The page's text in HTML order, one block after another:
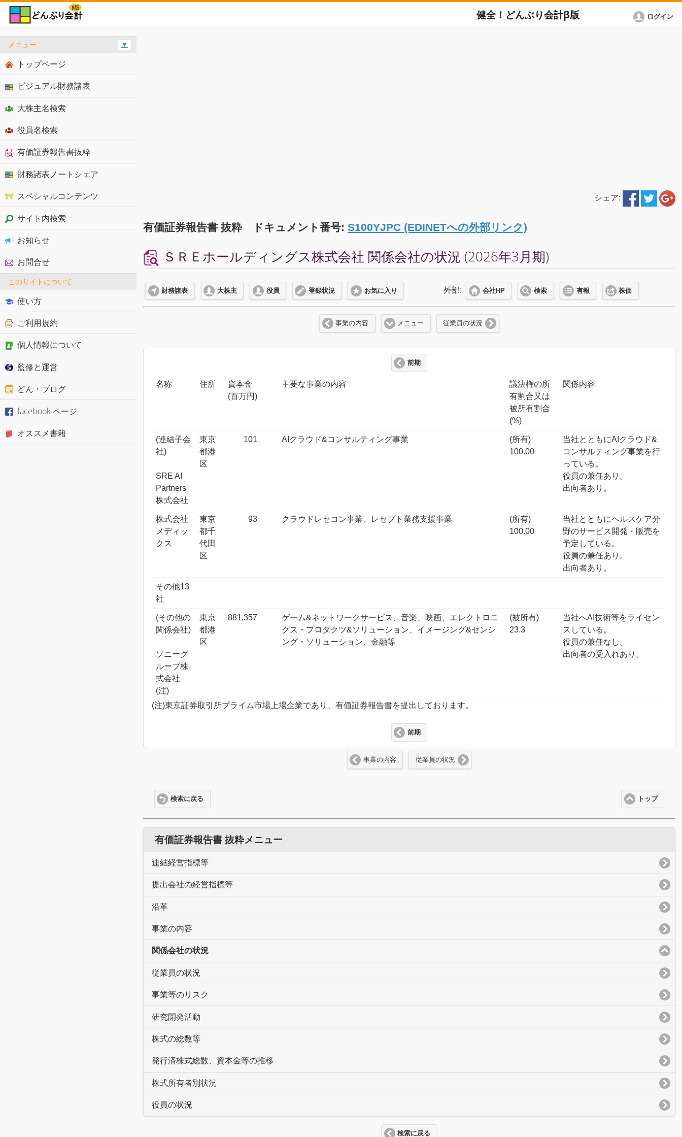
健全！どんぶり会計β版 ログイン
シェア:
有価証券報告書 抜粋 ドキュメント番号:S100YJPC (EDINETへの外部リンク)
ＳＲＥホールディングス株式会社 関係会社の状況 (2026年3月期)
財務諸表 大株主 役員 登録状況 お気に入り 外部: 会社HP 検索 有報 株価
事業の内容 メニュー 従業員の状況
前期
名称 住所
資本金
(百万円)
主要な事業の内容
議決権の所
有割合又は
被所有割合
(%)
関係内容
(連結子会
社)
SRE AI
Partners
株式会社
東京
都港
区
101 AIクラウド&コンサルティング事業
(所有)
100.00
当社とともにAIクラウド&
コンサルティング事業を行
っている。
役員の兼任あり。
出向者あり。
株式会社
メディッ
クス
東京
都千
代田
区
93 クラウドレセコン事業、レセプト業務支援事業
(所有)
100.00
当社とともにヘルスケア分
野のサービス開発・販売を
予定している。
役員の兼任あり。
出向者あり。
その他13
社
(その他の
関係会社)
ソニーグ
ループ株
式会社
(注)
東京
都港
区
881,357
ゲーム&ネットワークサービス、音楽、映画、エレクトロニ
クス・プロダクツ&ソリューション、イメージング&センシ
ング・ソリューション、金融等
(被所有)
23.3
当社へAI技術等をライセン
スしている。
役員の兼任なし。
出向者の受入れあり。
(注)東京証券取引所プライム市場上場企業であり、有価証券報告書を提出しております。
前期
事業の内容 従業員の状況
トップ
検索に戻る
有価証券報告書 抜粋メニュー
連結経営指標等
提出会社の経営指標等
沿革
事業の内容
関係会社の状況
従業員の状況
事業等のリスク
研究開発活動
株式の総数等
発行済株式総数、資本金等の推移
株式所有者別状況
役員の状況
検索に戻る
メニュー ▼
トップページ
ビジュアル財務諸表
大株主名検索
役員名検索
有価証券報告書抜粋
財務諸表ノートシェア
スペシャルコンテンツ
サイト内検索
お知らせ
お問合せ
このサイトについて
使い方
ご利用規約
個人情報について
監修と運営
どん・ブログ
facebook ページ
オススメ書籍